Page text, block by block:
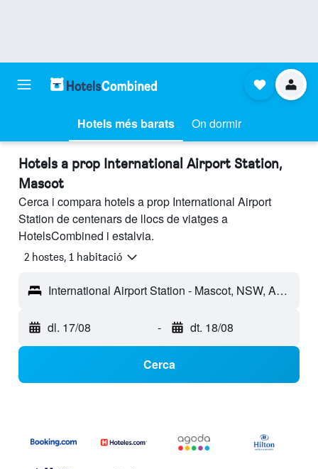
Hotels més barats On dormir
Hotels a prop International Airport Station,
Mascot
Cerca i compara hotels a prop International Airport
Station de centenars de llocs de viatges a
HotelsCombined i estalvia.
2 hostes, 1 habitació
International Airport Station - Mascot, NSW, Austràlia
dl. 17/08 - dt. 18/08
Cerca